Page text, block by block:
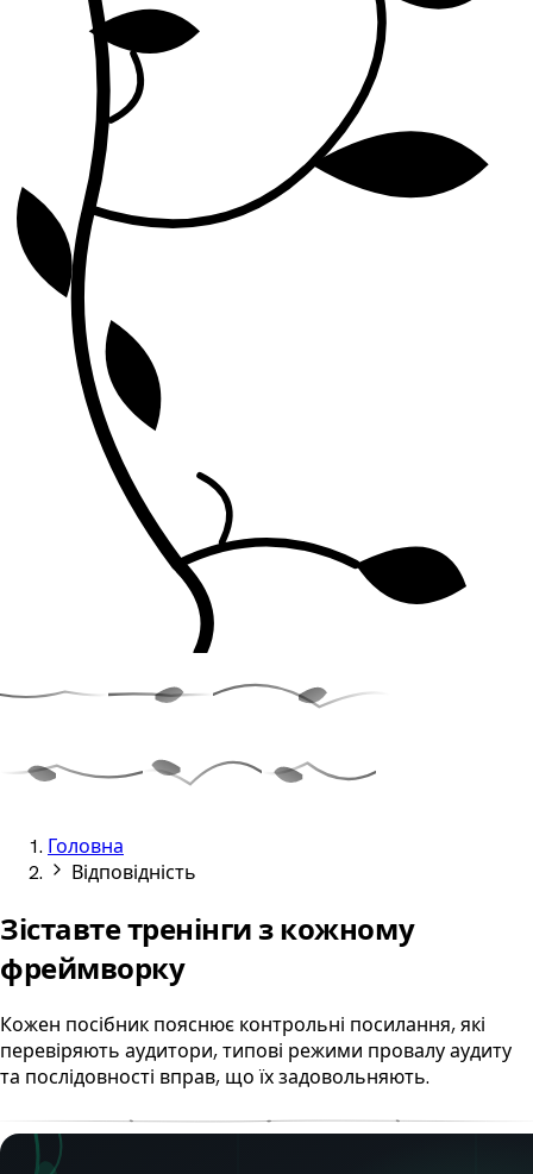
Головна
Відповідність
Зіставте тренінги зкожному
фреймворку
Кожен посібник пояснює контрольні посилання, які
перевіряють аудитори, типові режими провалу аудиту
та послідовності вправ, що їх задовольняють.